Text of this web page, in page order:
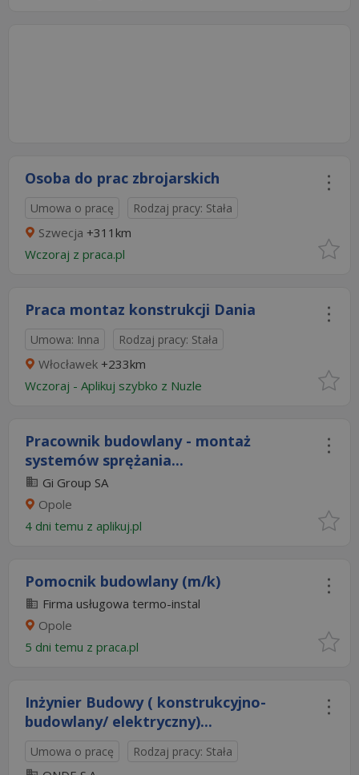
Osoba do prac zbrojarskich
Umowa o pracę Rodzaj pracy: Stała
Szwecja +311km
Wczoraj z praca.pl
Praca montaz konstrukcji Dania
Umowa: Inna Rodzaj pracy: Stała
Włocławek +233km
Wczoraj - Aplikuj szybko z Nuzle
Pracownik budowlany - montaż
systemów sprężania...
Gi Group SA
Opole
4 dni temu z aplikuj.pl
Pomocnik budowlany (m/k)
Firma usługowa termo-instal
Opole
5 dni temu z praca.pl
Inżynier Budowy ( konstrukcyjno-
budowlany/ elektryczny)...
Umowa o pracę Rodzaj pracy: Stała